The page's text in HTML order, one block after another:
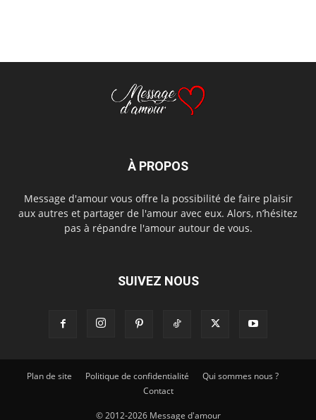
À PROPOS
Message d'amour vous offre la possibilité de faire plaisir
aux autres et partager de l'amour avec eux. Alors, n’hésitez
pas à répandre l'amour autour de vous.
SUIVEZ NOUS
Plan de site Politique de confidentialité
Qui sommes nous ?
Contact
© 2012-2026 Message d'amour